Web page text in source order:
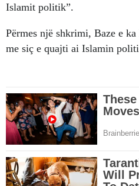
Islamit politik”.
Përmes një shkrimi, Baze e
me siç e quajti ai Islamin